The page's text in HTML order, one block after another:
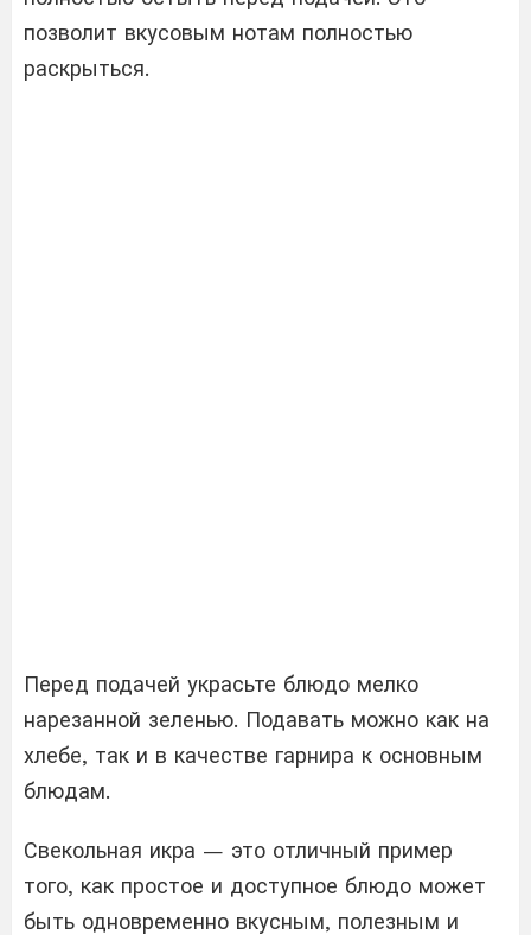
позволит вкусовым нотам полностью
раскрыться.
Перед подачей украсьте блюдо мелко
нарезанной зеленью. Подавать можно как на
хлебе, так и в качестве гарнира к основным
блюдам.
Свекольная икра — это отличный пример
того, как простое и доступное блюдо может
быть одновременно вкусным, полезным и